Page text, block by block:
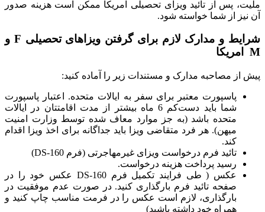
ملیت، پس از تائید ویزای تحصیلی امریکا ممکن است هزینه صدور
آن نیز از شما خواسته شود.
شرایط و مدارک لازم برای گرفتن ویزاهای تحصیلی F و
M امریکا
پیش از مصاحبه مدارک و مستندات زیر را آماده کنید:
پاسپورت معتبر برای سفر به ایالات متحده. اعتبار پاسپورت
شما باید دست‌کم 6 ماه بیشتر از مدت اقامتتان در ایالات
متحده باشد (به جز موارد معاف شده توسط وزارت امنیت
میهن). هر فرد متقاضی ویزا باید جداگانه برای اخذ ویزا اقدام
کند.
تائید فرم درخواست ویزای غیرمهاجرتی (فرم DS-160)
رسید پرداخت هزینه درخواست.
عکس ( طی فرایند تکمیل فرم DS-160 عکس خود را در
صفحه تائید فرم بارگذاری کنید. در صورت عدم موفقیت در
بارگذاری، لازم است عکس را در فرمت مناسب چاپ کنید و
همراه خود داشته باشید)